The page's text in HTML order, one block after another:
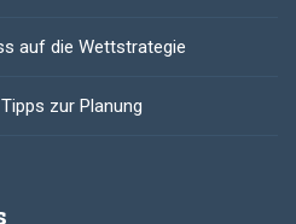
auf die Wettstrategie
zur Planung